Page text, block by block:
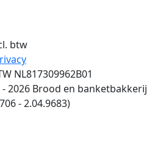
btw
NL817309962B01
2026 Brood en banketbakkerij
- 2.04.9683)